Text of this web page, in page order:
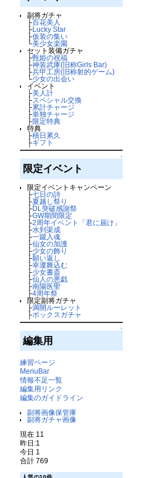
副将ガチャ
├百花美人
├Lucky Star
├仮装の集い
└美少女楽園
セット装備ガチャ
├甄姫の祝福
├神装武庫(旧称Girls Bar)
├兵甲工房(旧称射的ゲーム)
└少女の出会い
イベント
├美人計
├スペシャル交換
├累計チャージ
├単独チャージ
├限定特典
特典
├積日累久
├ギフト
↑
限定イベント
限定イベントキャンペーン
├七日の詩
├夏越し祭り
├DL突破感謝祭
├GW期間限定
├2周年イベント「君に届け」
├水到渠成
├一蹴入魂
├仙女の加護
├少女の飾り
├願い返し
├幸運舞込む
├少女書斎
├仙人の悪戯
├南陽医聖
├4周年祭
限定副将ガチャ
├満開ルーレット
├ボックスガチャ
↑
編集用
練習ページ
MenuBar
情報不足一覧
編集用リンク
編集のガイドライン
副将画像保管庫
副将ガチャ画像
現在 11
昨日:1
今日 1
合計 769